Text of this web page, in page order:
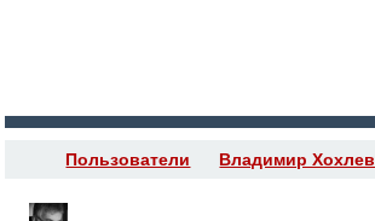
Пользователи Владимир Хохлев